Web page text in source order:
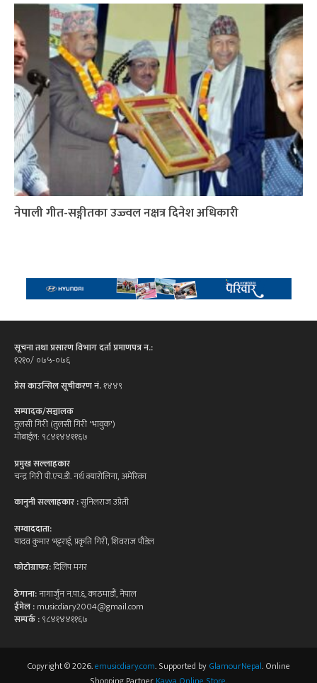
नेपाली गीत-सङ्गीतका उज्ज्वल नक्षत्र दिनेश अधिकारी
सूचना तथा प्रसारण विभाग दर्ता प्रमाणपत्र न.:
१२१०/ ०७५-०७६
प्रेस काउन्सिल सूचीकरण नं.१४४९
सम्पादक/सञ्चालक
तुलसी गिरी (तुलसी गिरी 'भावुक')
मोबाईल: ९८४१४४११६७
प्रमुख सल्लाहकार
चन्द्र गिरी पी.एच.डी. नर्थ क्यारोलिना, अमेरिका
कानुनी सल्लाहकार :सुनिलराज उप्रेती
सम्वाददाता:
यादव कुमार भट्टराई, प्रकृति गिरी, शिवराज पौडेल
फोटोग्राफर:दिलिप मगर
ठेगाना:नागार्जुन न.पा.६, काठमाडौं, नेपाल
ईमेल :musicdiary2004@gmail.com
सम्पर्क :९८४१४४११६७
Copyright © 2026.emusicdiary.com. Supported byGlamourNepal. Online